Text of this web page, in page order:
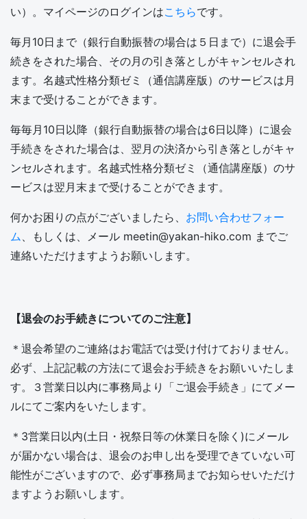
い）。マイページのログインはこちらです。
毎月10日まで（銀行自動振替の場合は５日まで）に退会手
続きをされた場合、その月の引き落としがキャンセルされ
ます。名越式性格分類ゼミ（通信講座版）のサービスは月
末まで受けることができます。
毎毎月10日以降（銀行自動振替の場合は6日以降）に退会
手続きをされた場合は、翌月の決済から引き落としがキャ
ンセルされます。名越式性格分類ゼミ（通信講座版）のサ
ービスは翌月末まで受けることができます。
何かお困りの点がございましたら、 お問い合わせフォー
ム 、もしくは、メール meetin@yakan-hiko.com までご
連絡いただけますようお願いします。
【退会のお手続きについてのご注意】
＊退会希望のご連絡はお電話では受け付けておりません。
必ず、上記記載の方法にて退会お手続きをお願いいたしま
す。３営業日以内に事務局より「ご退会手続き」にてメー
ルにてご案内をいたします。
＊3営業日以内(土日・祝祭日等の休業日を除く)にメール
が届かない場合は、退会のお申し出を受理できていない可
能性がございますので、必ず事務局までお知らせいただけ
ますようお願いします。